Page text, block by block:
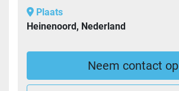
Plaats
Heinenoord, Nederland
Neem contact op